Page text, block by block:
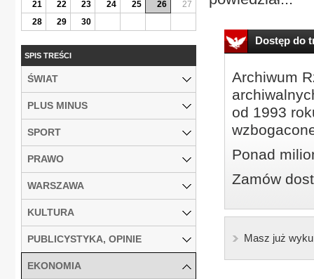
Dostęp do
Archiwum
od 1993
Ponad
Zamów
Masz już
21
22 23 24 25 26
27
28
29 30
SPIS TREŚCI
ŚWIAT
PLUS MINUS
SPORT
PRAWO
WARSZAWA
KULTURA
PUBLICYSTYKA, OPINIE
EKONOMIA